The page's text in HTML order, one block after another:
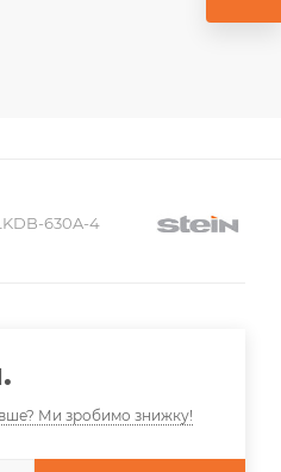
630A-4
Ми зробимо знижку!